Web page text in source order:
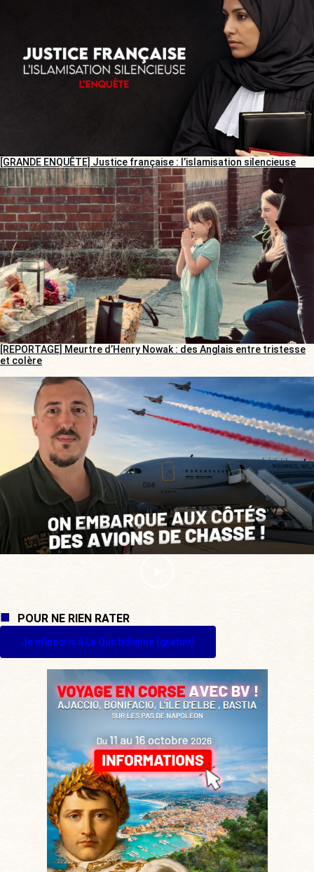
[GRANDE ENQUÊTE] Justice française : l’islamisation silencieuse
[REPORTAGE] Meurtre d’Henry Nowak : des Anglais entre tristesse
et colère
POUR NE RIEN RATER
Je m'inscris à La Quotidienne (gratuit)